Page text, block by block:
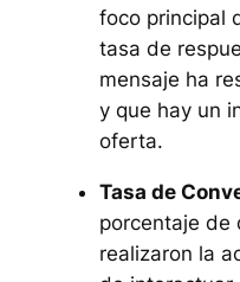
foco principal
tasa de
mensaje ha
y que hay un
oferta.
Tasa de
porcentaje de
realizaron la